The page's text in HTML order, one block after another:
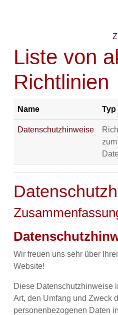
Liste von
Richtlinien
Name Typ
Datenschutzhinweise
zum
Wir freuen uns sehr über
Website!
Diese Datenschutzhinweise
Art, den Umfang und Zweck
personenbezogenen Daten